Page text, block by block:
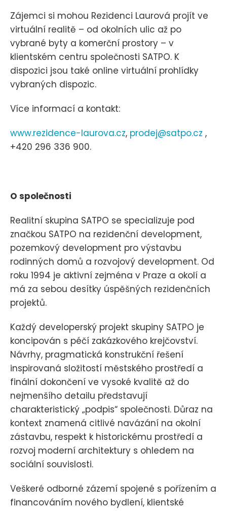
Zájemci si mohou Rezidenci Laurová projít ve
virtuální realitě – od okolních ulic až po
vybrané byty a komerční prostory – v
klientském centru společnosti SATPO. K
dispozici jsou také online virtuální prohlídky
vybraných dispozic.
Více informací a kontakt:
www.rezidence-laurova.cz, prodej@satpo.cz ,
+420 296 336 900.
O společnosti
Realitní skupina SATPO se specializuje pod
značkou SATPO na rezidenční development,
pozemkový development pro výstavbu
rodinných domů a rozvojový development. Od
roku 1994 je aktivní zejména v Praze a okolí a
má za sebou desítky úspěšných rezidenčních
projektů.
Každý developerský projekt skupiny SATPO je
koncipován s péčí zakázkového krejčovství.
Návrhy, pragmatická konstrukční řešení
inspirovaná složitostí městského prostředí a
finální dokončení ve vysoké kvalitě až do
nejmenšího detailu představují
charakteristický „podpis“ společnosti. Důraz na
kontext znamená citlivé navázání na okolní
zástavbu, respekt k historickému prostředí a
rozvoj moderní architektury s ohledem na
sociální souvislosti.
Veškeré odborné zázemí spojené s pořízením a
financováním nového bydlení, klientské